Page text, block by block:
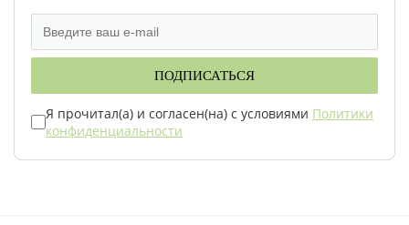
ПОДПИСАТЬСЯ
Я прочитал(а) и согласен(на) с условиями Политики
конфиденциальности